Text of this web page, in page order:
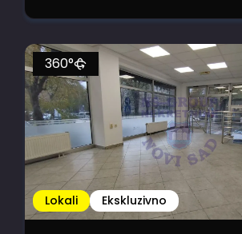
Lokali Ekskluzivno
360°